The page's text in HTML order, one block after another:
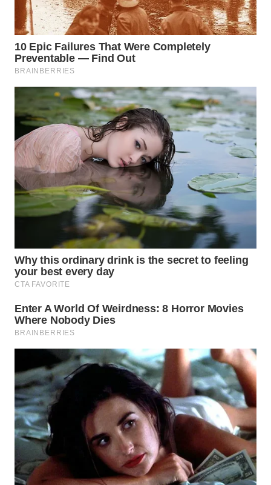
WN
MANDALIKA
WN
WN
LABUANBAJO
WN
BORNEO
Wahana
Media
WAHANA
NEWS
TANI
ADVOKAT
WAHANA
INFRASTRUKTUR
WAHANA
KONSUMEN
WAHANA